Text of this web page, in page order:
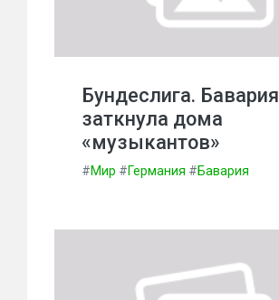
Бундеслига. Бавария
заткнула дома
«музыкантов»
#Мир #Германия #Бавария